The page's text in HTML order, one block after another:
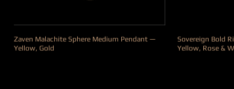
Zaven Malachite Sphere Medium Pendant —
Yellow, Gold
Sovereign Bold
Yellow, Rose &